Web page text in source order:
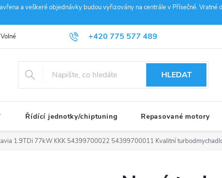
a veškeré objednávky budou vyřizovány na centrále v Přísečné.
+420 775 577 489
info@janousek-motorsport.cz
Volné pozice Obchodní podmínky Reklamace
HLEDAT
Řídící jednotky/chiptuning Repasované motory
1.9TDi 77kW KKK 54399700022 54399700011 Kvalitní